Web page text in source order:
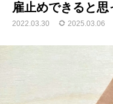
雇止めできると思
2022.03.30 2025.03.06